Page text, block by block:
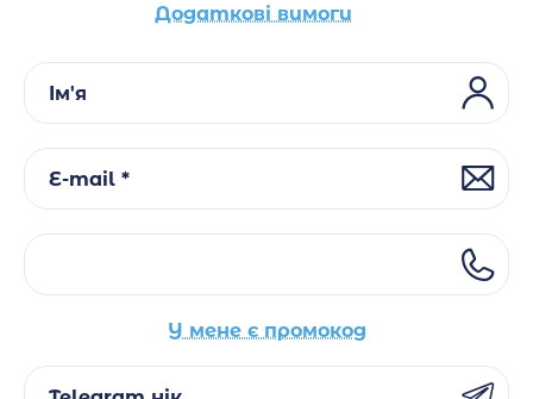
Додаткові вимоги
Ім'я
E-mail *
У мене є промокод